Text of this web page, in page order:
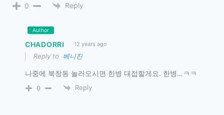
0 Reply
Author
CHADORRI 12 years ago
Reply to 베니진
나중에 북창동 놀러오시면 한병 대접할게요. 한병…ㅋㅋ
0 Reply